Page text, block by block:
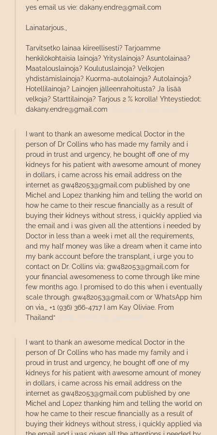
yes email us vie: dakany.endre@gmail.com
Lainatarjous.,
Tarvitsetko lainaa kiireellisesti? Tarjoamme
henkilökohtaisia ​​lainoja? Yrityslainoja? Asuntolainaa?
Maatalouslainoja? Koulutuslainoja? Velkojen
yhdistämislainoja? Kuorma-autolainoja? Autolainoja?
Hotellilainoja? Lainojen jälleenrahoitusta? Ja lisää
velkoja? Starttilainoja? Tarjous 2 % korolla! Yhteystiedot:
dakany.endre@gmail.com
I want to thank an awesome medical Doctor in the
person of Dr Collins who has made my family and i
proud in trust and urgency, he bought off one of my
kidneys for his patient with awesome amount of money
in dollars, i came across his email address on the
internet as gw482053@gmail.com published by one
Michel and Lopez thanking him and telling the world on
how he came to their rescue financially as a result of
buying their kidneys without stress, i quickly applied via
the email and i was given all the attentions i needed by
Doctor in less than a week i met all the requirements,
and my half money was like a dream when it came into
my bank account before the transplant, i urge you to
contact on Dr. Collins via; gw482053@gmail.com for
your financial awesomeness to come through like mine
few months ago. I promised to do this when i eventually
scale through. gw482053@gmail.com or WhatsApp him
on via_ +1 (936) 366-4717 I am Kay Oliviae. From
Thailand“
I want to thank an awesome medical Doctor in the
person of Dr Collins who has made my family and i
proud in trust and urgency, he bought off one of my
kidneys for his patient with awesome amount of money
in dollars, i came across his email address on the
internet as gw482053@gmail.com published by one
Michel and Lopez thanking him and telling the world on
how he came to their rescue financially as a result of
buying their kidneys without stress, i quickly applied via